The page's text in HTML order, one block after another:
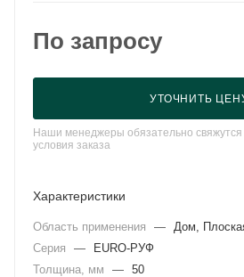
По запросу
УТОЧНИТЬ
Наши менеджеры обязательно свяжутся
условия заказа
Характеристики
Область применения —
Дом,
Серия
—
EURO-РУФ
Толщина, мм
— 50